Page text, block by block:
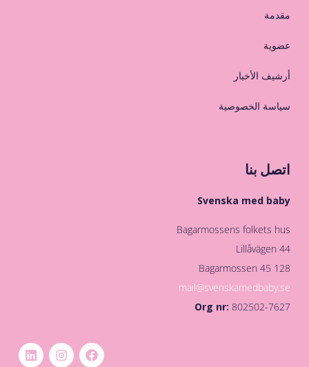
مقدمة
عضوية
أرشيف الأخبار
سياسة الخصوصية
اتصل بنا
Svenska med baby
Bagarmossens folkets hus
Lillåvägen 44
128 45 Bagarmossen
mail@svenskamedbaby.se
Org nr:802502-7627